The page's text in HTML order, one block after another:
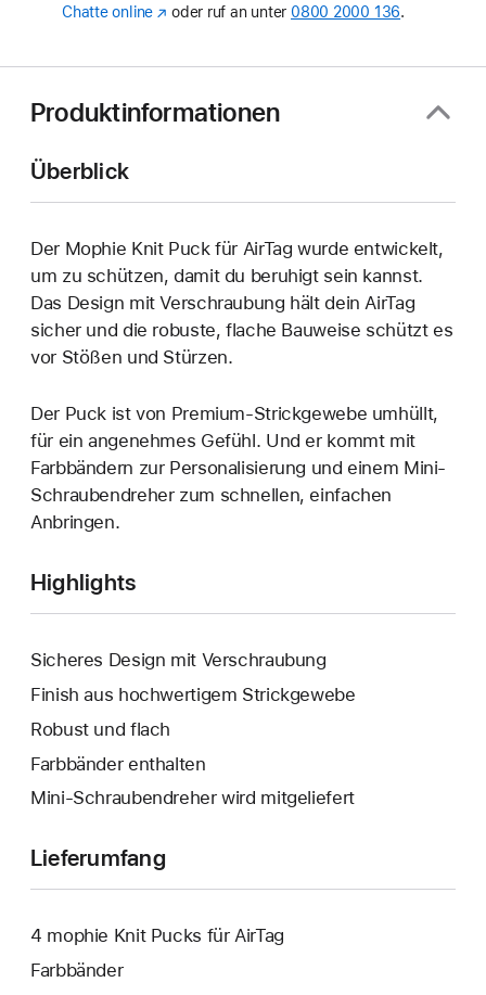
Chatte online (Öffnet
oder ruf an unter 0800 2000 136.
Produktinformationen
Überblick
Der Mophie Knit Puck für AirTag wurde entwickelt,
um zu schützen, damit du beruhigt sein kannst.
Das Design mit Verschraubung hält dein AirTag
sicher und die robuste, flache Bauweise schützt es
vor Stößen und Stürzen.
Der Puck ist von Premium-Strickgewebe umhüllt,
für ein angenehmes Gefühl. Und er kommt mit
Farbbändern zur Personalisierung und einem Mini-
Schraubendreher zum schnellen, einfachen
Anbringen.
Highlights
Sicheres Design mit Verschraubung
Finish aus hochwertigem Strickgewebe
Robust und flach
Farbbänder enthalten
Mini-Schraubendreher wird mitgeliefert
Lieferumfang
4 mophie Knit Pucks für AirTag
Farbbänder